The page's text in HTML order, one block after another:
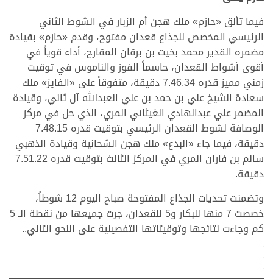
فيما تألق «حازم» ملك هجن أم الزبار في الشوط الثاني
الرئيسي المخصص للجذاع قعدان مفتوح، وقدم «حازم» بقيادة
مضمره القدير محمد بخيت بن برقان المقارح، أداء قوياً في
أقوى أشواط القعدان، حاسماً الفوز والناموس في توقيت
زمني مميز قدره 7.46.34 دقيقة، متفوقاً على «الفايز» ملك
سعادة الشيخ علي بن حمد بن علي العبدالله آل ثاني، وقيادة
المضمر علي عبدالهادي الغيثاني المري، الذي حل في مركز
الوصافة لشوط القعدان الرئيسي بتوقيت قدره 7.48.15
دقيقة، فيما جاء «البدع» ملك هجن الشحانية وقيادة الذهبي
سالم بن فاران المري في المركز الثالث بتوقيت قدره 7.51.22
دقيقة.
وتضمنت تحديات الجذاع المفتوحة صباح اليوم 12 شوطاً،
خصصت 7 منها للبكار و5 للقعدان، جرت جميعها من نقطة الـ 5
كم وجاءت نتائجها وتوقيتاتها التفصيلية على النحو التالي..